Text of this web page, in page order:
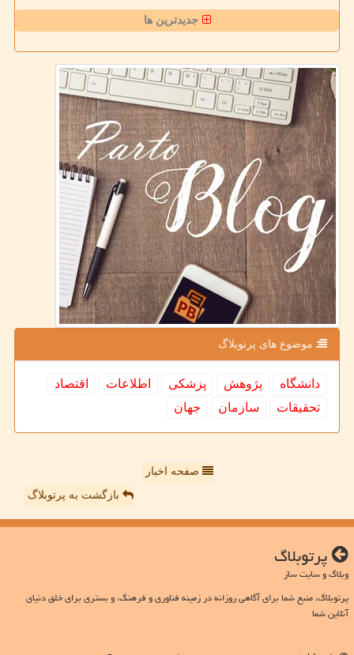
جدیدترین ها
موضوع های پرتوبلاگ
دانشگاه پژوهش پزشكی اطلاعات
اقتصاد
تحقیقات
سازمان جهان
صفحه اخبار
بازگشت به پرتوبلاگ
پرتوبلاگ
وبلاگ و سایت ساز
پرتوبلاگ، منبع شما برای آگاهی روزانه در زمینه فناوری و فرهنگ، و بستری برای خلق دنیای
آنلاین شما